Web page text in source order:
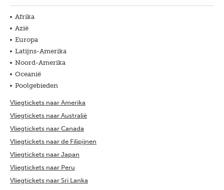
Afrika
Azië
Europa
Latijns-Amerika
Noord-Amerika
Oceanië
Poolgebieden
Vliegtickets naar Amerika
Vliegtickets naar Australië
Vliegtickets naar Canada
Vliegtickets naar de Filipijnen
Vliegtickets naar Japan
Vliegtickets naar Peru
Vliegtickets naar Sri Lanka